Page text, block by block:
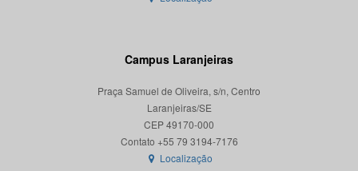
Campus Laranjeiras
Praça Samuel de Oliveira, s/n, Centro
Laranjeiras/SE
CEP 49170-000
Localização